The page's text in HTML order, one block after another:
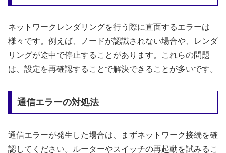
ネットワークレンダリングを行う際に直面するエラーは
様々です。例えば、ノードが認識されない場合や、レンダ
リングが途中で停止することがあります。これらの問題
は、設定を再確認することで解決できることが多いです。
通信エラーの対処法
通信エラーが発生した場合は、まずネットワーク接続を確
認してください。ルーターやスイッチの再起動を試みるこ